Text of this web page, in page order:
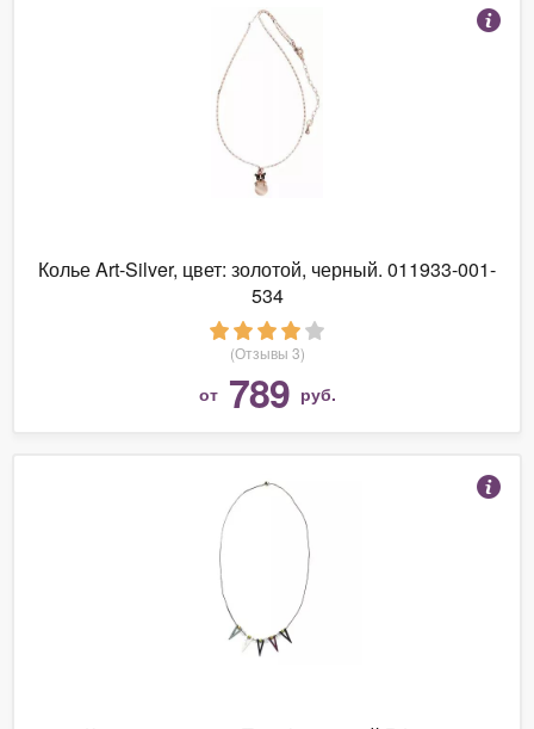
Колье Art-Silver, цвет: золотой, черный. 011933-001-
534
(Отзывы 3)
от 789 руб.